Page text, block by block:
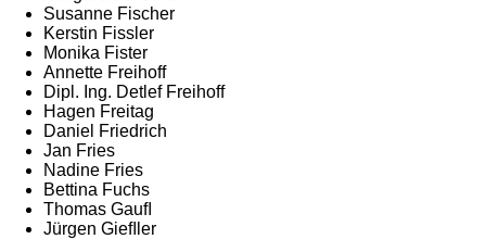
Susanne Fischer
Kerstin Fissler
Monika Fister
Annette Freihoff
Dipl. Ing. Detlef Freihoff
Hagen Freitag
Daniel Friedrich
Jan Fries
Nadine Fries
Bettina Fuchs
Thomas Gauﬂ
Jürgen Gieﬂler